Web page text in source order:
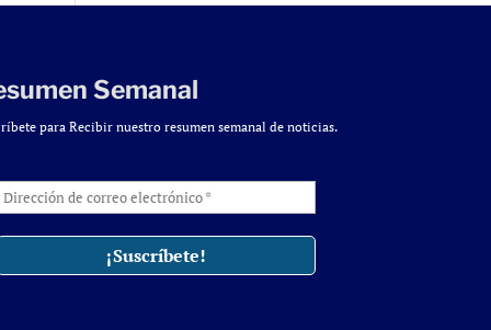
Semanal
para Recibir nuestro resumen semanal de noticias.